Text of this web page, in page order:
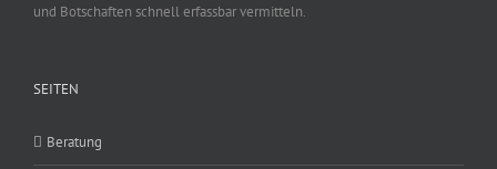
und Botschaften schnell erfassbar vermitteln.
SEITEN
Beratung